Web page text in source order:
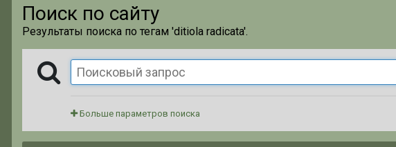
Поиск по сайту
Результаты поиска по тегам 'ditiola radicata'.
Больше параметров поиска